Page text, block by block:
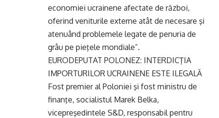
economiei ucrainene afectate de război,
oferind veniturile externe atât de necesare şi
atenuând problemele legate de penuria de
grâu pe pieţele mondiale”.
EURODEPUTAT POLONEZ: INTERDICŢIA
IMPORTURILOR UCRAINENE ESTE ILEGALĂ
Fost premier al Poloniei şi fost ministru de
finanţe, socialistul Marek Belka,
vicepreşedintele S&D, responsabil pentru